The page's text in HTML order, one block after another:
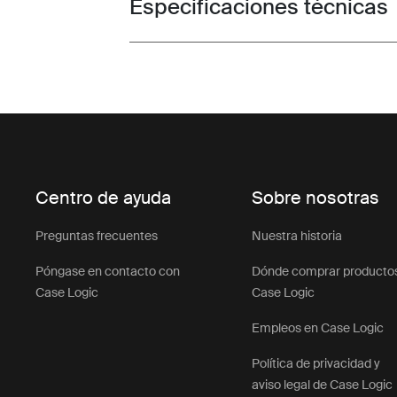
Especificaciones técnicas
Centro de ayuda
Preguntas frecuentes
Póngase en contacto con
Case Logic
Sobre nosotras
Nuestra historia
Dónde comprar
Case Logic
Empleos en Case Logic
Política de privacidad y
aviso legal de Case Logic